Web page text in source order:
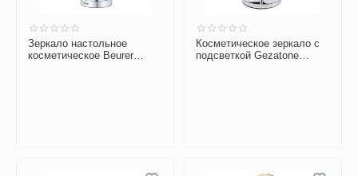
Зеркало настольное
косметическое Beurer
Косметическое зеркало с
подсветкой Gezatone